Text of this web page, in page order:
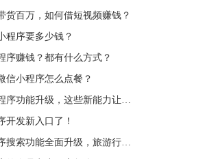
货百万，如何借短视频赚钱？
程序要多少钱？
序赚钱？都有什么方式？
信小程序怎么点餐？
开发新入口了！